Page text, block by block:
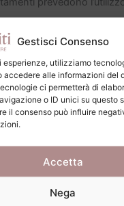
Gestisci Consenso
esperienze, utilizziamo
accedere alle informazioni del
ci permetterà di
o ID unici su questo
il consenso può influire
Accetta
Nega